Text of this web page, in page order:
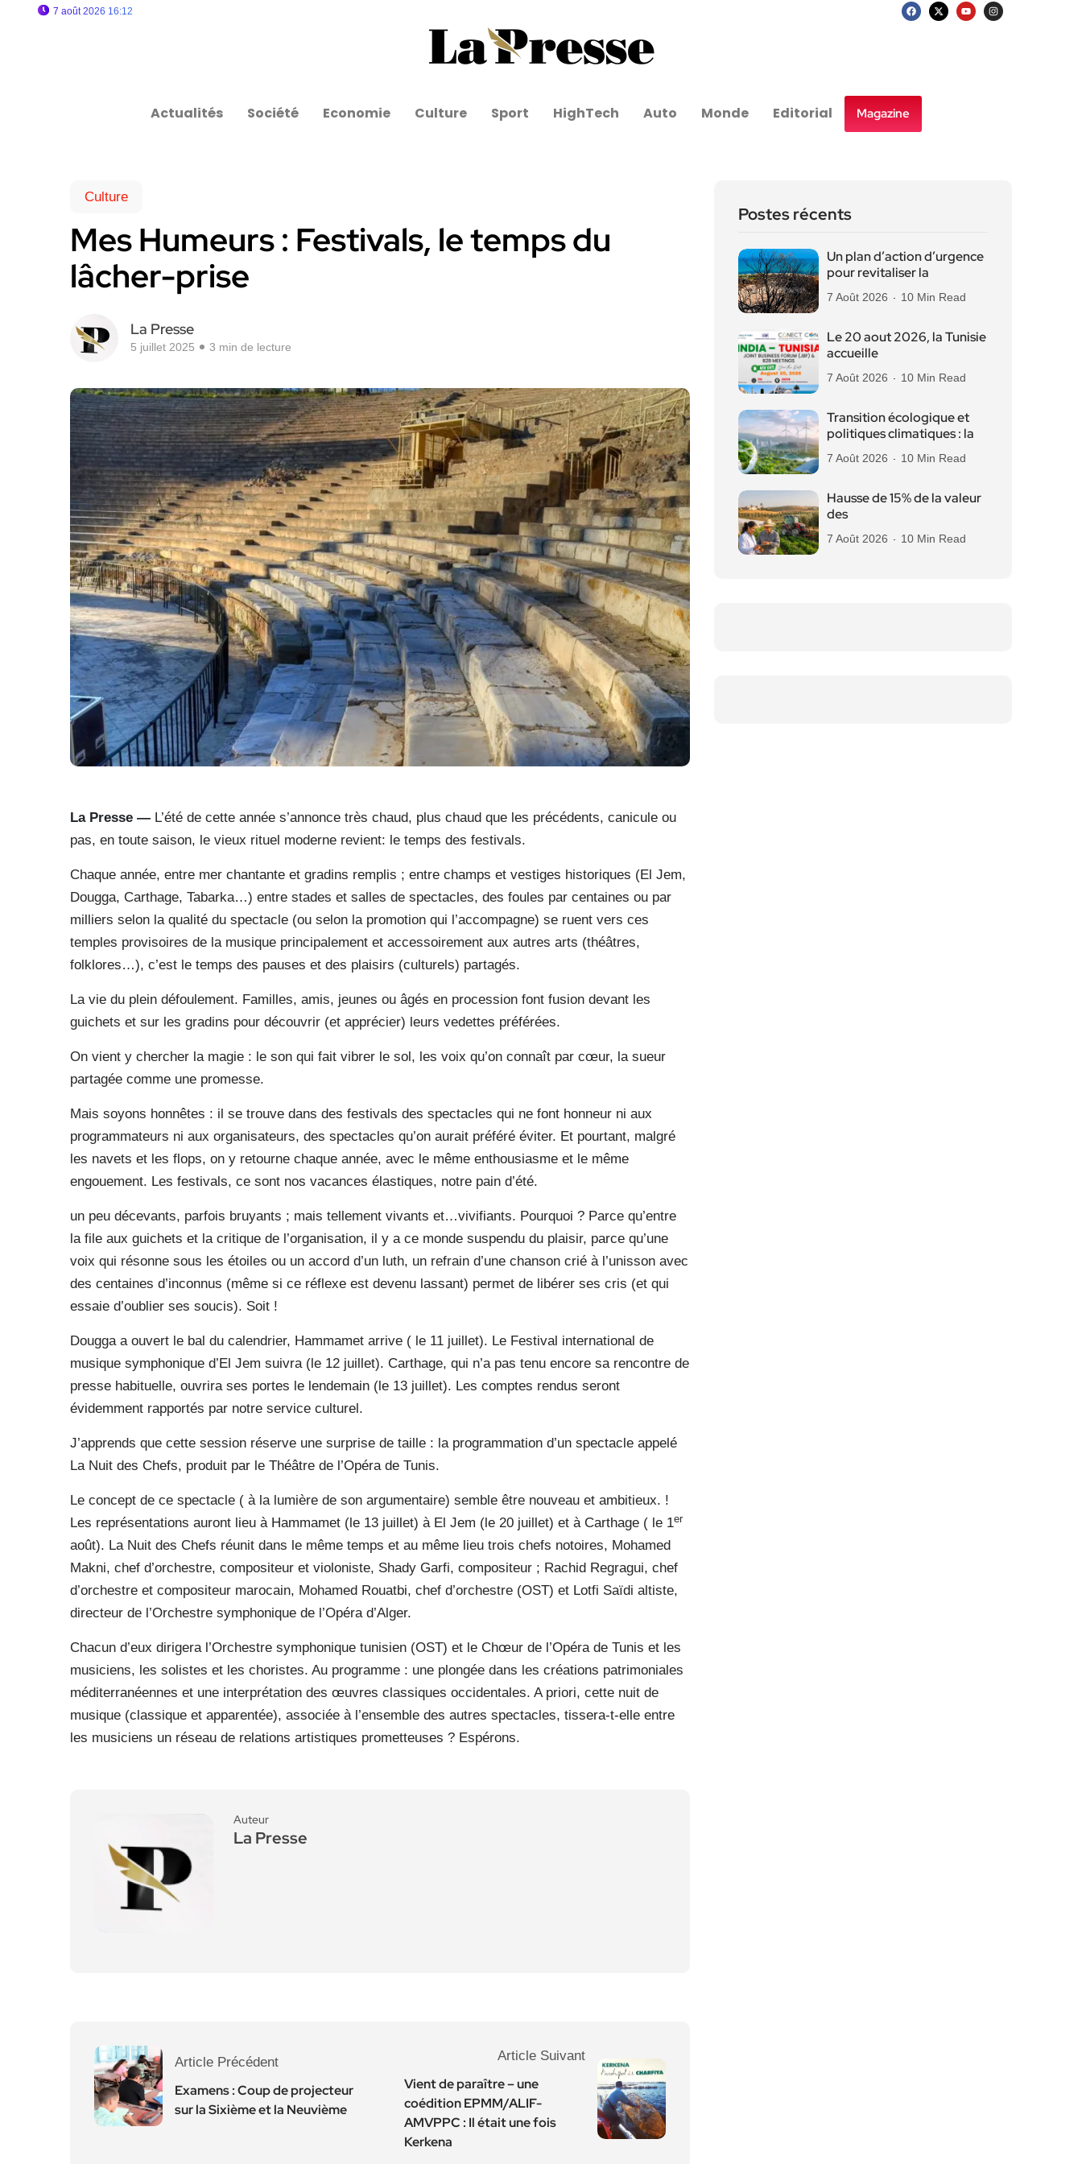
7 août 2026 16:12
Actualités Société Economie Culture Sport HighTech Auto Monde Editorial Magazine
Culture
Mes Humeurs : Festivals, le temps du
lâcher-prise
La Presse
5 juillet 2025 3 min de lecture
La Presse — L’été de cette année s’annonce très chaud, plus chaud que les précédents, canicule ou
pas, en toute saison, le vieux rituel moderne revient: le temps des festivals.
Chaque année, entre mer chantante et gradins remplis ; entre champs et vestiges historiques (El Jem,
Dougga, Carthage, Tabarka…) entre stades et salles de spectacles, des foules par centaines ou par
milliers selon la qualité du spectacle (ou selon la promotion qui l’accompagne) se ruent vers ces
temples provisoires de la musique principalement et accessoirement aux autres arts (théâtres,
folklores…), c’est le temps des pauses et des plaisirs (culturels) partagés.
La vie du plein défoulement. Familles, amis, jeunes ou âgés en procession font fusion devant les
guichets et sur les gradins pour découvrir (et apprécier) leurs vedettes préférées.
On vient y chercher la magie : le son qui fait vibrer le sol, les voix qu’on connaît par cœur, la sueur
partagée comme une promesse.
Mais soyons honnêtes : il se trouve dans des festivals des spectacles qui ne font honneur ni aux
programmateurs ni aux organisateurs, des spectacles qu’on aurait préféré éviter. Et pourtant, malgré
les navets et les flops, on y retourne chaque année, avec le même enthousiasme et le même
engouement. Les festivals, ce sont nos vacances élastiques, notre pain d’été.
un peu décevants, parfois bruyants ; mais tellement vivants et…vivifiants. Pourquoi ? Parce qu’entre
la file aux guichets et la critique de l’organisation, il y a ce monde suspendu du plaisir, parce qu’une
voix qui résonne sous les étoiles ou un accord d’un luth, un refrain d’une chanson crié à l’unisson avec
des centaines d’inconnus (même si ce réflexe est devenu lassant) permet de libérer ses cris (et qui
essaie d’oublier ses soucis). Soit !
Dougga a ouvert le bal du calendrier, Hammamet arrive ( le 11 juillet). Le Festival international de
musique symphonique d’El Jem suivra (le 12 juillet). Carthage, qui n’a pas tenu encore sa rencontre de
presse habituelle, ouvrira ses portes le lendemain (le 13 juillet). Les comptes rendus seront
évidemment rapportés par notre service culturel.
J’apprends que cette session réserve une surprise de taille : la programmation d’un spectacle appelé
La Nuit des Chefs, produit par le Théâtre de l’Opéra de Tunis.
Le concept de ce spectacle ( à la lumière de son argumentaire) semble être nouveau et ambitieux. !
Les représentations auront lieu à Hammamet (le 13 juillet) à El Jem (le 20 juillet) et à Carthage ( le 1er
août). La Nuit des Chefs réunit dans le même temps et au même lieu trois chefs notoires, Mohamed
Makni, chef d’orchestre, compositeur et violoniste, Shady Garfi, compositeur ; Rachid Regragui, chef
d’orchestre et compositeur marocain, Mohamed Rouatbi, chef d’orchestre (OST) et Lotfi Saïdi altiste,
directeur de l’Orchestre symphonique de l’Opéra d’Alger.
Chacun d’eux dirigera l’Orchestre symphonique tunisien (OST) et le Chœur de l’Opéra de Tunis et les
musiciens, les solistes et les choristes. Au programme : une plongée dans les créations patrimoniales
méditerranéennes et une interprétation des œuvres classiques occidentales. A priori, cette nuit de
musique (classique et apparentée), associée à l’ensemble des autres spectacles, tissera-t-elle entre
les musiciens un réseau de relations artistiques prometteuses ? Espérons.
Auteur
La Presse
Article Précédent
Examens : Coup de projecteur
sur la Sixième et la Neuvième
Article Suivant
Vient de paraître – une
coédition EPMM/ALIF-
AMVPPC : Il était une fois
Kerkena
Postes récents
Un plan d’action d’urgence
pour revitaliser la
7 Août 2026 10 Min Read
Le 20 aout 2026, la Tunisie
accueille
7 Août 2026 10 Min Read
Transition écologique et
politiques climatiques : la
7 Août 2026 10 Min Read
Hausse de 15% de la valeur
des
7 Août 2026 10 Min Read